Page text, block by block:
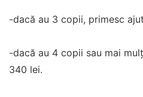
-dacă au 3 copii, primesc
-dacă au 4 copii sau mai
340 lei.